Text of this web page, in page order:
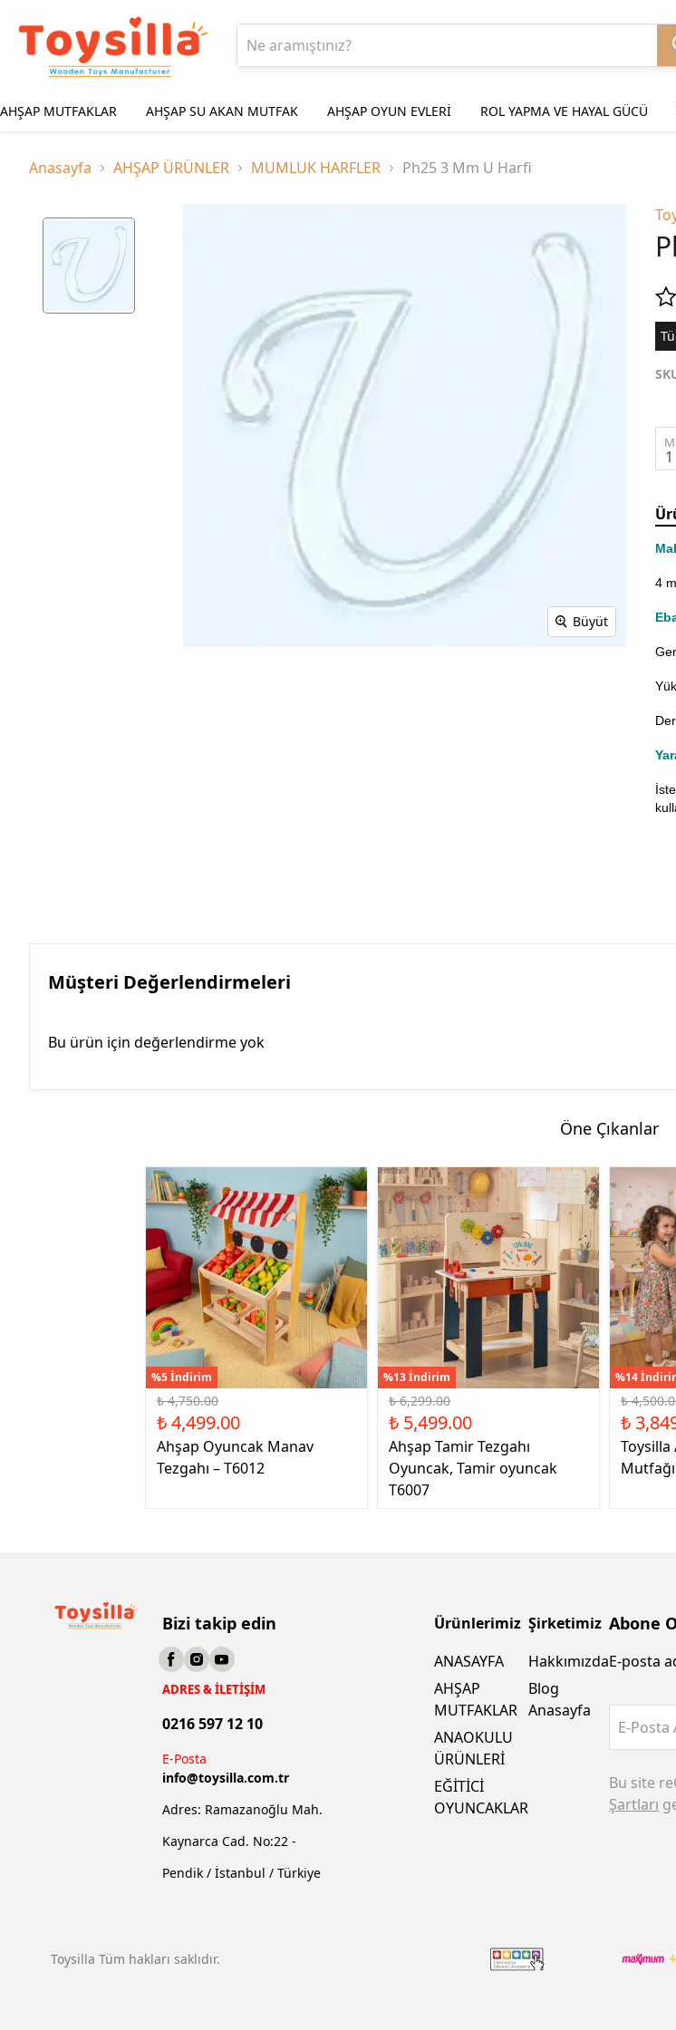
AHŞAP MUTFAKLAR AHŞAP SU AKAN MUTFAK AHŞAP OYUN EVLERİ ROL YAPMA VE HAYAL GÜCÜ
Anasayfa AHŞAP ÜRÜNLER MUMLUK HARFLER Ph25 3 Mm U Harfi
Büyüt
4
Müşteri Değerlendirmeleri
Bu ürün için değerlendirme yok
Öne Çıkanlar
%5 İndirim
₺ 4,750.00
₺ 4,499.00
Ahşap Oyuncak Manav
Tezgahı – T6012
%13 İndirim
₺ 6,299.00
₺ 5,499.00
Ahşap Tamir Tezgahı
Oyuncak, Tamir oyuncak
T6007
%14
₺
₺
Toysilla
Bizi takip edin
ADRES & İLETİŞİM
0216 597 12 10
E-Posta
info@toysilla.com.tr
Adres: Ramazanoğlu Mah.
Kaynarca Cad. No:22 -
Pendik / İstanbul / Türkiye
Ürünlerimiz
ANASAYFA
AHŞAP
MUTFAKLAR
ANAOKULU
ÜRÜNLERİ
EĞİTİCİ
OYUNCAKLAR
Şirketimiz
Hakkımızda
Blog
Anasayfa
Abone
E-posta
E-Posta
Bu site
Şartları
Toysilla Tüm hakları saklıdır.